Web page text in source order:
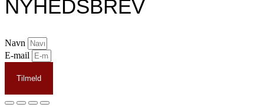
NYHEDSBREV
Navn
E-mail
Tilmeld